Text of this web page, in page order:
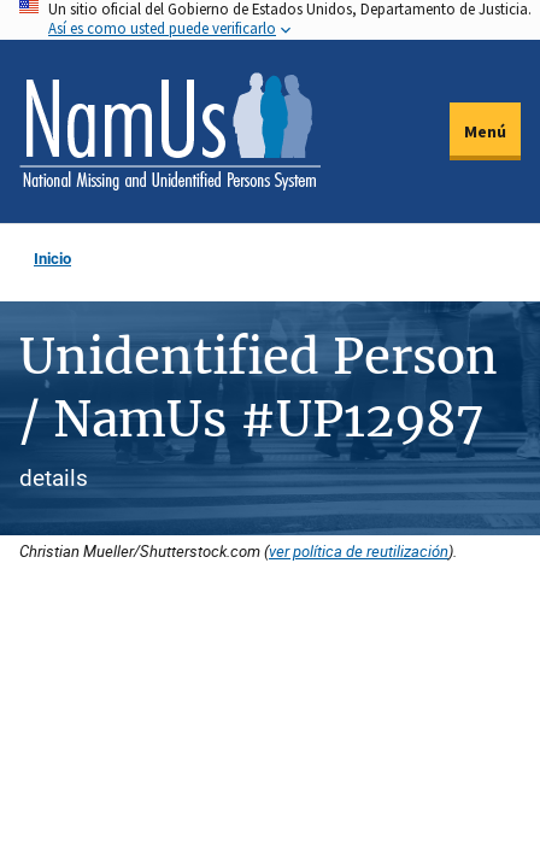
Pasar
al
contenido
principal
Un sitio oficial del Gobierno de Estados Unidos, Departamento de Justicia.
Así es como usted puede verificarlo
Menú
Inicio
Unidentified Person
/ NamUs #UP12987
details
Christian Mueller/Shutterstock.com (ver política de reutilización).